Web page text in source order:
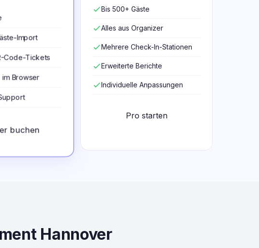
Import
Code-Tickets
im Browser
buchen
checkBis 500+ Gäste
checkAlles aus Organizer
checkMehrere Check-In-Stationen
checkErweiterte Berichte
checkIndividuelle Anpassungen
Pro starten
Hannover